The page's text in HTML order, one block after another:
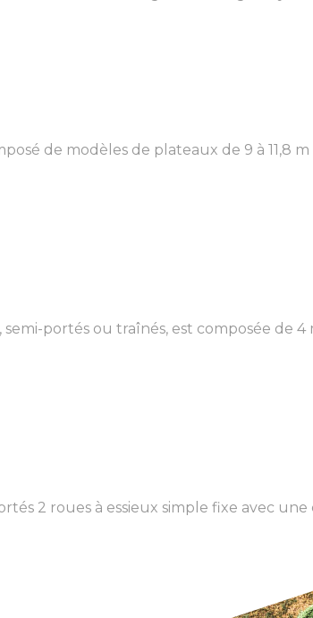
de modèles de plateaux de 9 à 11,8 m
portés ou traînés, est composée de 4
2 roues à essieux simple fixe avec une